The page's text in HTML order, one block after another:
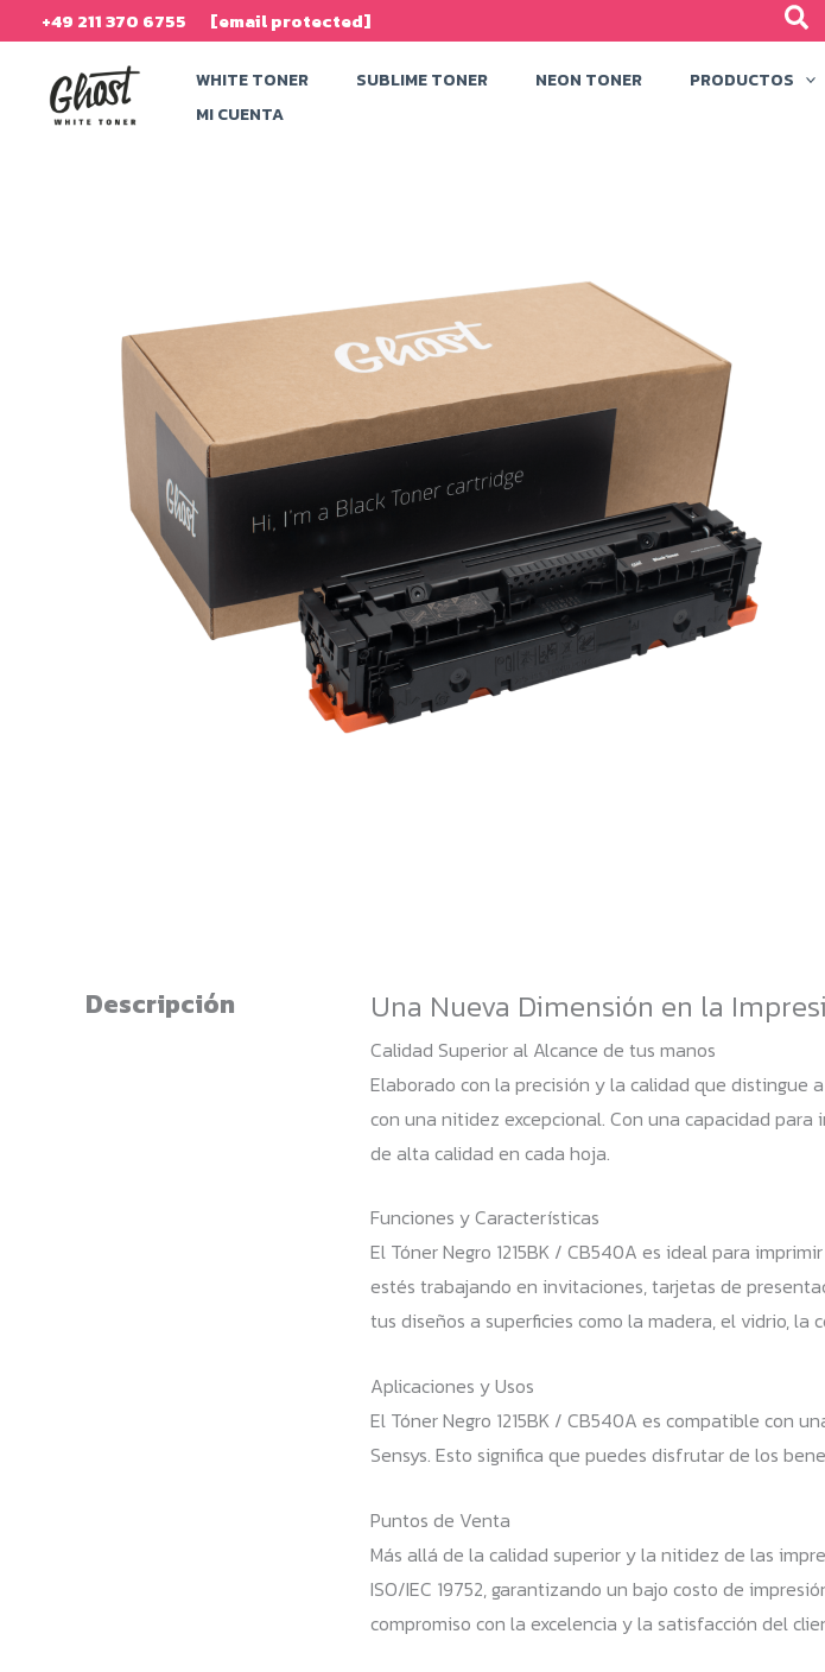
al
contenido
+49 211 370 6755 [email protected]
WHITE TONER SUBLIME TONER NEON TONER PRODUCTOS
MI CUENTA
Descripción Una Nueva Dimensión en la
Calidad Superior al Alcance de tus manos
Elaborado con la precisión y la calidad que distingue
con una nitidez excepcional. Con una capacidad
de alta calidad en cada hoja.
Funciones y Características
El Tóner Negro 1215BK / CB540A es ideal para
estés trabajando en invitaciones, tarjetas de
tus diseños a superficies como la madera, el vidrio,
Aplicaciones y Usos
El Tóner Negro 1215BK / CB540A es compatible con
Sensys. Esto significa que puedes disfrutar de los
Puntos de Venta
Más allá de la calidad superior y la nitidez de las
ISO/IEC 19752, garantizando un bajo costo de
compromiso con la excelencia y la satisfacción del